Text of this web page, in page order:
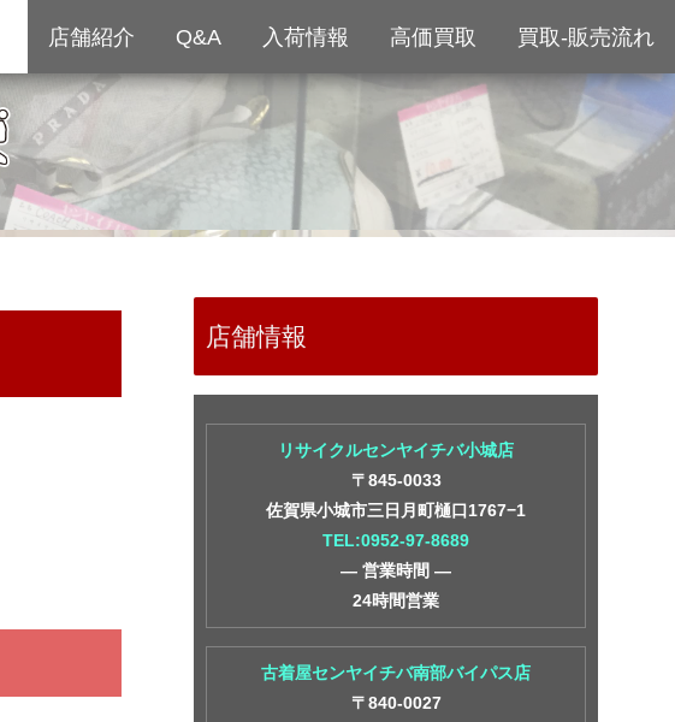
店舗情報
リサイクルセンヤイチバ小城店
〒845-0033
佐賀県小城市三日月町樋口1767−1
TEL:0952-97-8689
― 営業時間 ―
24時間営業
古着屋センヤイチバ南部バイパス店
〒840-0027
店舗紹介 Q&A 入荷情報 高価買取 買取-販売流れ